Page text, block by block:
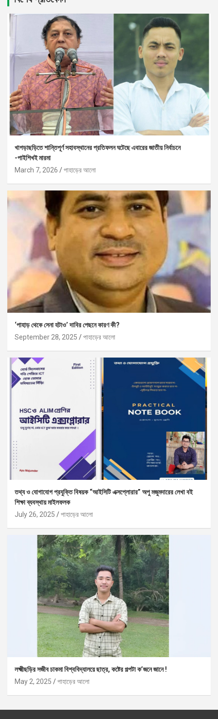
খাগড়াছড়িতে শান্তিপূর্ণ সহাবস্থানের প্রতিফলন ঘটেছে এবারের জাতীয় নির্বাচনে
-পাইশিখই মারমা
March 7, 2026
পাহাড়ের আলো
‘পাহাড় থেকে সেনা হটাও’ দাবির পেছনে কারণ কী?
September 28, 2025
পাহাড়ের আলো
তথ্য ও যোগাযোগ প্রযুক্তি বিষয়ক “আইসিটি এক্সপ্লোরার” অপু মজুমদারের লেখা বই
শিক্ষা ব্যবস্থায় মাইলফলক
July 26, 2025
পাহাড়ের আলো
লক্ষ্মীছড়ির সজীব চাকমা বিশ্ববিদ্যালয়ে ছাত্র, কষ্টের গল্পটা ক’জনে জানে !
May 2, 2025
পাহাড়ের আলো